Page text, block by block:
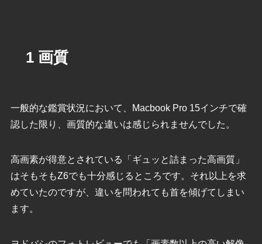
1 画質
一般的な鑑賞状況において、Macbook Pro 15インチで確
認した限り、画質的な違いは感じられませんでした。
高画素が得意とされている「ギュッと詰まった高画質」
はそもそもZ6でも十分感じるところです。それ以上を求
めていたのですが、違いを問われても首を傾げてしまい
ます。